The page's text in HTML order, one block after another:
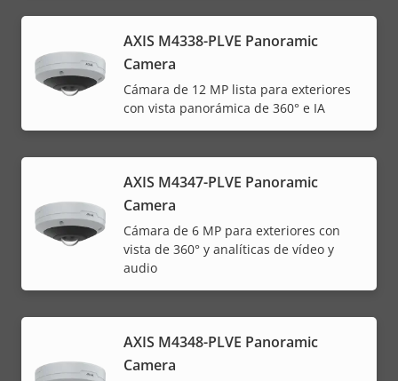
AXIS M4338-PLVE Panoramic
Camera
Cámara de 12 MP lista para exteriores
con vista panorámica de 360° e IA
AXIS M4347-PLVE Panoramic
Camera
Cámara de 6 MP para exteriores con
vista de 360° y analíticas de vídeo y
audio
AXIS M4348-PLVE Panoramic
Camera